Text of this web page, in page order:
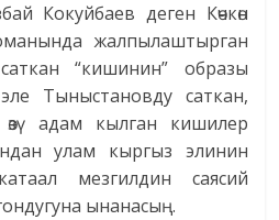
Кокуйбаев деген Көчкөн
жалпылаштырган
“кишинин” образы
Тыныстановду саткан,
адам кылган кишилер
улам кыргыз элинин
мезгилдин саясий
ынанасың.